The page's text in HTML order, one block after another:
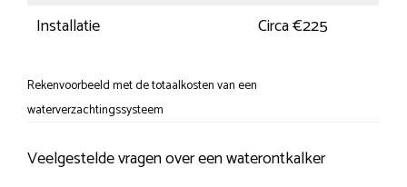
Installatie
Circa €225
Rekenvoorbeeld met de totaalkosten van een
waterverzachtingssysteem
Veelgestelde vragen over een waterontkalker